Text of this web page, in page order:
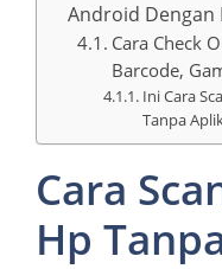
Android Dengan
Cara Check
Barcode,
Ini Cara
Tanpa
Cara
Hp